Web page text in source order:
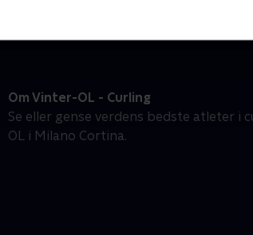
Om Vinter-OL - Curling
Se eller gense verdens bedste atleter
OL i Milano Cortina.